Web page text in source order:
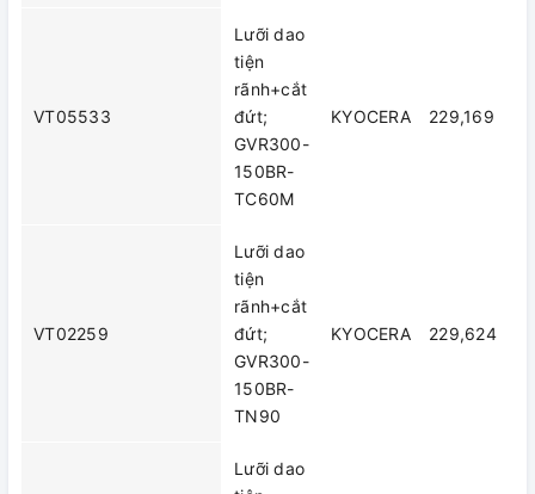
VT05533
Lưỡi dao
tiện
rãnh+cắt
đứt;
GVR300-
150BR-
TC60M
KYOCERA 229,169
VT02259
Lưỡi dao
tiện
rãnh+cắt
đứt;
GVR300-
150BR-
TN90
KYOCERA 229,624
Lưỡi dao